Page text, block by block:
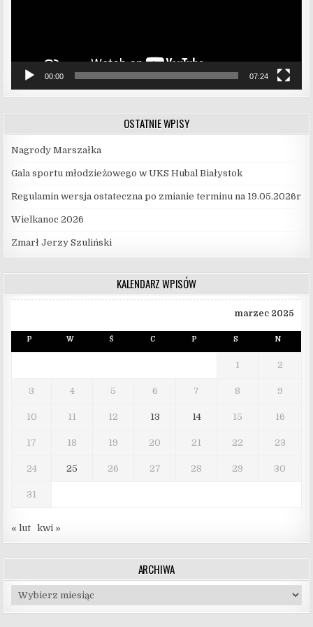
00:00 07:24
OSTATNIE WPISY
Nagrody Marszałka
Gala sportu młodzieżowego w UKS Hubal Białystok
Regulamin wersja ostateczna po zmianie terminu na 19.05.2026r
Wielkanoc 2026
Zmarł Jerzy Szuliński
KALENDARZ WPISÓW
marzec 2025
P W Ś C P S N
1 2
3 4 5 6 7 8 9
10 11 12 13 14 15 16
17 18 19 20 21 22 23
24 25 26 27 28 29 30
31
« lut kwi »
ARCHIWA
Archiwa